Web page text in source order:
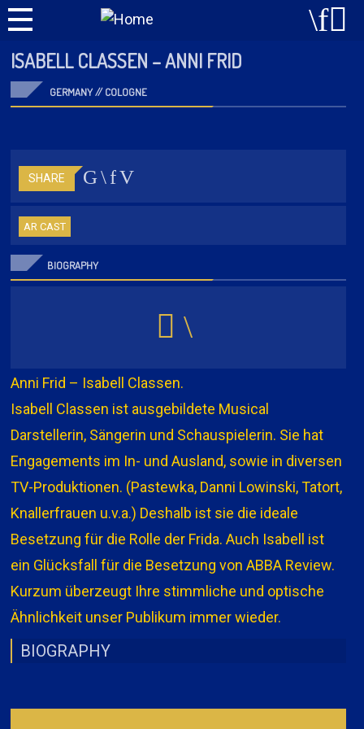
ISABELL CLASSEN – ANNI FRID
GERMANY // COLOGNE
SHARE
AR CAST
BIOGRAPHY
Anni Frid – Isabell Classen.
Isabell Classen ist ausgebildete Musical
Darstellerin, Sängerin und Schauspielerin. Sie hat
Engagements im In- und Ausland, sowie in diversen
TV-Produktionen. (Pastewka, Danni Lowinski, Tatort,
Knallerfrauen u.v.a.) Deshalb ist sie die ideale
Besetzung für die Rolle der Frida. Auch Isabell ist
ein Glücksfall für die Besetzung von ABBA Review.
Kurzum überzeugt Ihre stimmliche und optische
Ähnlichkeit unser Publikum immer wieder.
BIOGRAPHY